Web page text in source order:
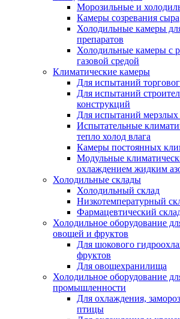
Морозильные и
Камеры созревания сыра
Холодильные камеры
препаратов
Холодильные камеры с
газовой средой
Климатические камеры
Для испытаний
Для испытаний
конструкций
Для испытаний мерзлых
Испытательные
тепло холод влага
Камеры постоянных
Модульные
охлаждением жидким
Холодильные склады
Холодильный склад
Низкотемпературный
Фармацевтический
Холодильное оборудование
овощей и фруктов
Для шокового
фруктов
Для овощехранилища
Холодильное оборудование
промышленности
Для охлаждения,
птицы